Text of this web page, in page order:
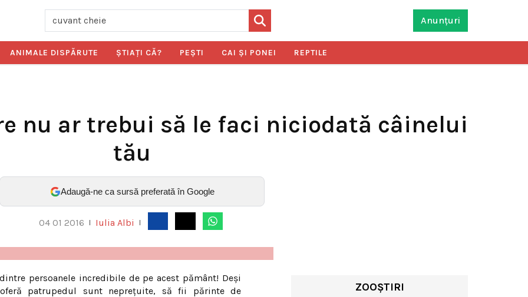
Anunțuri
ANIMALE DISPĂRUTE ŞTIAŢI CĂ? PEŞTI CAI ŞI PONEI REPTILE
nu ar trebui să le faci niciodată câinelui
tău
Adaugă-ne ca sursă preferată în Google
04 01 2016 Iulia Albi
persoanele incredibile de pe acest pământ! Deşi
patrupedul sunt nepreţuite, să fii părinte de
ZOOȘTIRI